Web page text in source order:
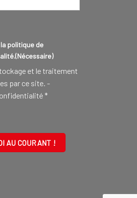
CONSEILLER FUNÉRAIRE
politique de
(Nécessaire)
et le traitement
par ce site. -
*